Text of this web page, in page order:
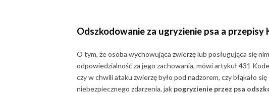
Odszkodowanie za ugryzienie psa a przepisy
O tym, że osoba wychowująca zwierzę lub posługująca się
odpowiedzialność za jego zachowania, mówi artykuł 431
czy w chwili ataku zwierzę było pod nadzorem, czy błąkało
niebezpiecznego zdarzenia, jak pogryzienie przez psa